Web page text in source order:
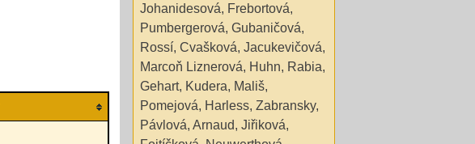
Johanidesová, Frebortová,
Pumbergerová, Gubaničová,
Rossí, Cvašková, Jacukevičová,
Marcoň Liznerová, Huhn, Rabia,
Gehart, Kudera, Mališ,
Pomejová, Harless, Zabransky,
Pávlová, Arnaud, Jiřiková,